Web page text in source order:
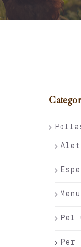
Carret
Pel
Per